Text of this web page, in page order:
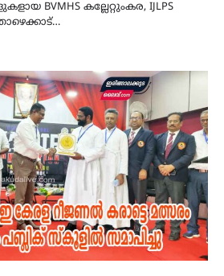
BVMHS കല്ലേറ്റുംകര, IJLPS